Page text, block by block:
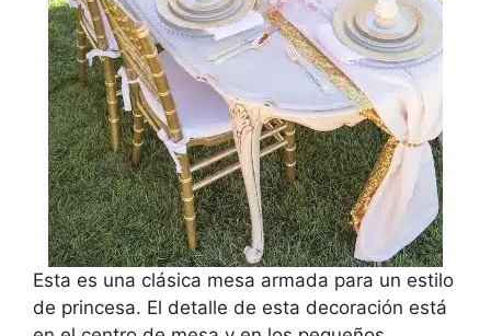
Esta es una clásica mesa armada para un estilo
de princesa. El detalle de esta decoración está